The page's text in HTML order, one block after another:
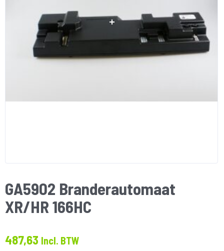
GA5902 Branderautomaat
XR/HR 166HC
487,63 Incl. BTW